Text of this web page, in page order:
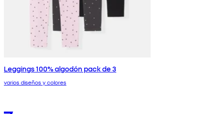
Leggings 100% algodón pack de 3
varios diseños y colores